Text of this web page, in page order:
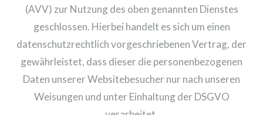
(AVV) zur Nutzung des oben genannten Dienstes
geschlossen. Hierbei handelt es sich um einen
datenschutzrechtlich vorgeschriebenen Vertrag, der
gewährleistet, dass dieser die personenbezogenen
Daten unserer Websitebesucher nur nach unseren
Weisungen und unter Einhaltung der DSGVO